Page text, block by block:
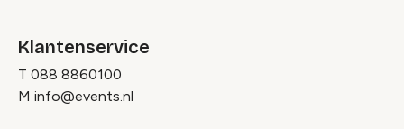
Klantenservice
T 088 8860100
M info@events.nl